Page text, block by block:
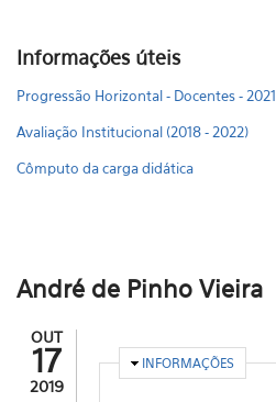
Informações úteis
Progressão Horizontal - Docentes - 2021
Avaliação Institucional (2018 - 2022)
Cômputo da carga didática
André de Pinho Vieira
OUT
17
2019
OCULTAR
INFORMAÇÕES